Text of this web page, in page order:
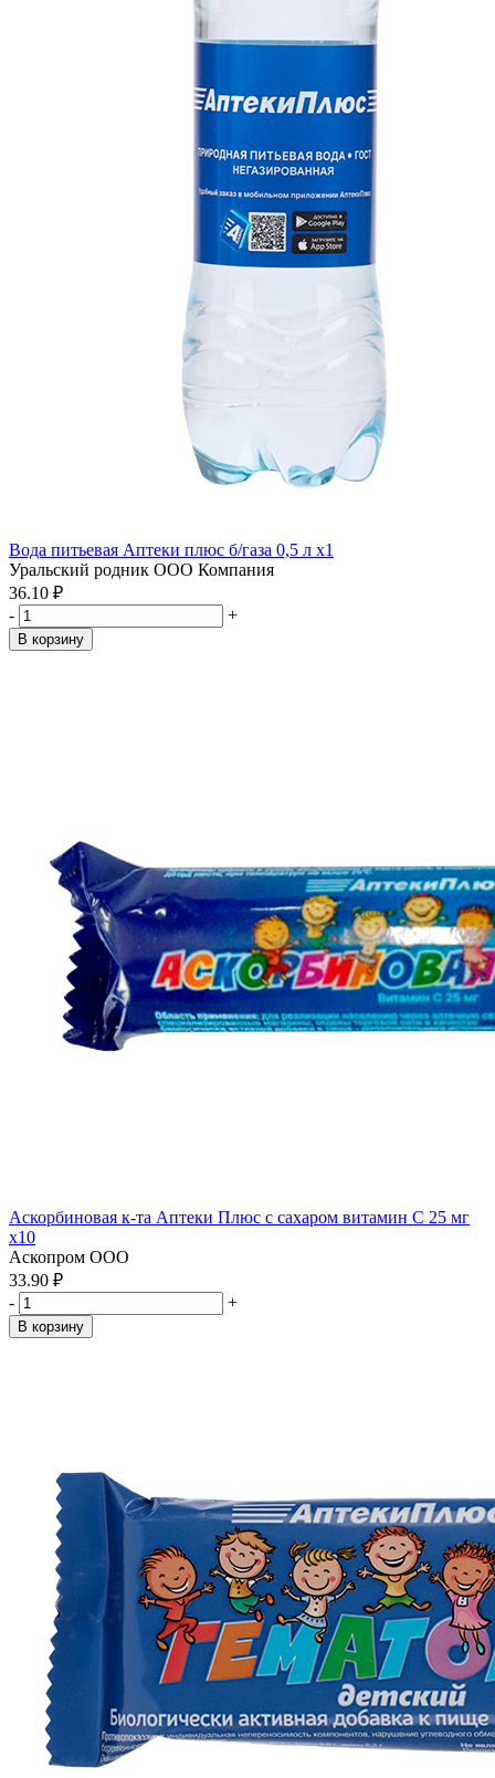
Вода питьевая Аптеки плюс б/газа 0,5 л x1
Уральский родник ООО Компания
36.10 ₽
-
+
В корзину
Аскорбиновая к-та Аптеки Плюс с сахаром витамин С 25 мг
x10
Аскопром ООО
33.90 ₽
-
+
В корзину